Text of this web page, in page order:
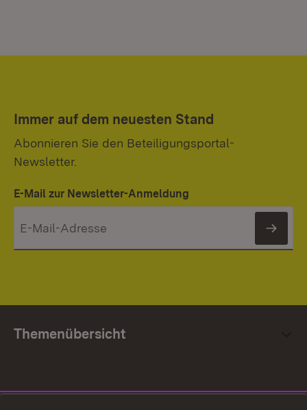
Immer auf dem neuesten Stand
Abonnieren Sie den Beteiligungsportal-
Newsletter.
E-Mail zur Newsletter-Anmeldung
Themenübersicht